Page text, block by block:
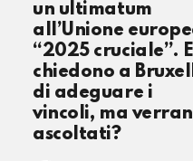
un ultimatum
all’Unione
“2025 cruciale”. E
chiedono a
di adeguare i
vincoli, ma
ascoltati?